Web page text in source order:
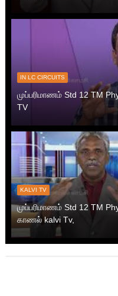
IN LC CIRCUITS
முப்பரிமாணம் Std 12 TM
TV
KALVI TV
முப்பரிமாணம் Std 12 TM
காணல் kalvi Tv,